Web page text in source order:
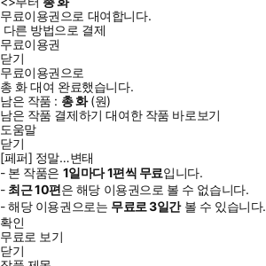
무료이용권으로 대여합니다.
다른 방법으로 결제
무료이용권
닫기
무료이용권으로
총 화대여 완료했습니다.
남은 작품 : 총화(원)
남은 작품 결제하기 대여한 작품 바로보기
도움말
닫기
[페퍼] 정말…변태
- 본 작품은 1일마다1편씩 무료입니다.
- 최근10편은 해당 이용권으로 볼 수 없습니다.
- 해당 이용권으로는 무료로3일간볼 수 있습니다.
확인
무료로 보기
닫기